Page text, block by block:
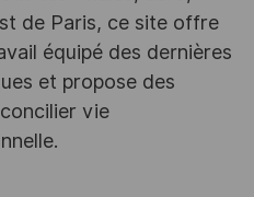
de Paris, ce site offre
équipé des dernières
et propose des
vie